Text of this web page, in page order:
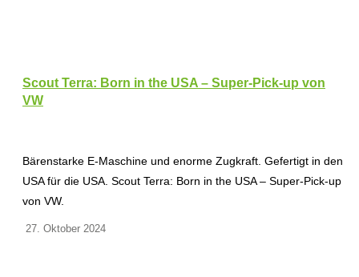
Scout Terra: Born in the USA – Super-Pick-up von
VW
Bärenstarke E-Maschine und enorme Zugkraft. Gefertigt in den
USA für die USA. Scout Terra: Born in the USA – Super-Pick-up
von VW.
27. Oktober 2024